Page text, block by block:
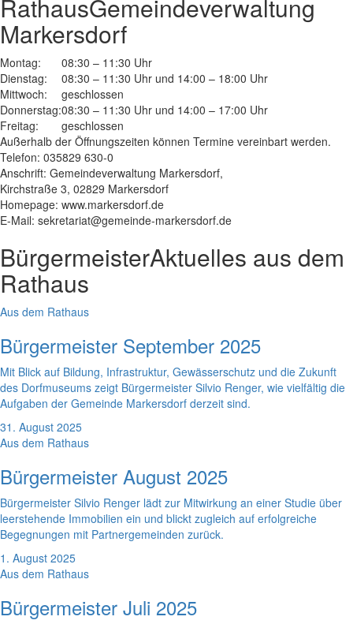
RathausGemeindeverwaltung
Markersdorf
Montag:
08:30 – 11:30 Uhr
Dienstag:
08:30 – 11:30 Uhr und 14:00 – 18:00 Uhr
Mittwoch:
geschlossen
Donnerstag:08:30 – 11:30 Uhr und 14:00 – 17:00 Uhr
Freitag:
geschlossen
Außerhalb der Öffnungszeiten können Termine vereinbart werden.
Telefon: 035829 630-0
Anschrift: Gemeindeverwaltung Markersdorf,
Kirchstraße 3, 02829 Markersdorf
Homepage: www.markersdorf.de
E-Mail: sekretariat@gemeinde-markersdorf.de
BürgermeisterAktuelles aus dem
Rathaus
Aus dem Rathaus
Bürgermeister September 2025
Mit Blick auf Bildung, Infrastruktur, Gewässerschutz und die Zukunft
des Dorfmuseums zeigt Bürgermeister Silvio Renger, wie vielfältig die
Aufgaben der Gemeinde Markersdorf derzeit sind.
31. August 2025
Aus dem Rathaus
Bürgermeister August 2025
Bürgermeister Silvio Renger lädt zur Mitwirkung an einer Studie über
leerstehende Immobilien ein und blickt zugleich auf erfolgreiche
Begegnungen mit Partnergemeinden zurück.
1. August 2025
Aus dem Rathaus
Bürgermeister Juli 2025